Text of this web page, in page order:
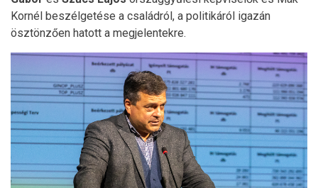
Kornél beszélgetése a családról, a politikáról igazán
ösztönzően hatott a megjelentekre.